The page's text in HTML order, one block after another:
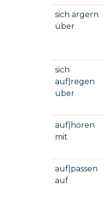
sich ärgern
über
sich
auf|regen
über
auf|hören
mit
auf|passen
auf